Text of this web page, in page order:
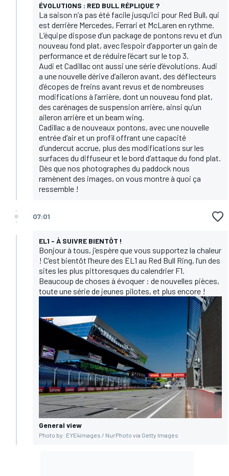
ÉVOLUTIONS : RED BULL RÉPLIQUE ?
La saison n’a pas été facile jusqu’ici pour Red Bull, qui
est derrière Mercedes, Ferrari et McLaren en rythme.
L’équipe dispose d’un package de pontons revu et d’un
nouveau fond plat, avec l’espoir d’apporter un gain de
performance et de réduire l’écart sur le top 3.
Audi et Cadillac ont aussi une série d’évolutions. Audi
a une nouvelle dérive d’aileron avant, des déflecteurs
d’écopes de freins avant revus et de nombreuses
modifications à l’arrière, dont un nouveau fond plat,
des carénages de suspension arrière, ainsi qu’un
aileron arrière et un beam wing.
Cadillac a de nouveaux pontons, avec une nouvelle
entrée d’air et un profil offrant une capacité
d’undercut accrue, plus des modifications sur les
surfaces du diffuseur et le bord d’attaque du fond plat.
Dès que nos photographes du paddock nous
ramènent des images, on vous montre à quoi ça
ressemble !
07:01
EL1 - À SUIVRE BIENTÔT !
Bonjour à tous, j’espère que vous supportez la chaleur
! C’est bientôt l’heure des EL1 au Red Bull Ring, l’un des
sites les plus pittoresques du calendrier F1.
Beaucoup de choses à évoquer : de nouvelles pièces,
toute une série de jeunes pilotes, et plus encore !
General view
Photo by: EYE4images / NurPhoto via Getty Images